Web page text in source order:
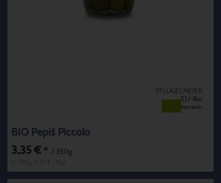
PFLÜGELMEIER
EU-Bio
Österreich
BIO Pepi´s Piccolo
3,35 € * / 350g